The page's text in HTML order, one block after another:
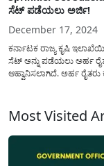
ಸೆಟ್ ಪಡೆಯಲು ಅರ್ಜಿ!
December 17, 2024
ಕರ್ನಾಟಕ ರಾಜ್ಯ ಕೃಷಿ
ಸೆಟ್ ಅನ್ನು ಪಡೆಯಲು ಅರ್ಹ
ಆಹ್ವಾನಿಸಲಾಗಿದೆ. ಅರ್ಹ
Most Visited